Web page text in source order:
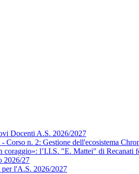
Docenti A.S. 2026/2027
Corso n. 2: Gestione dell'ecosistema
coraggio»: l’I.I.S. "E. Mattei" di Recanati
2026/27
l'A.S. 2026/2027